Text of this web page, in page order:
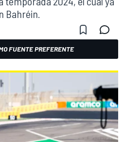
Bahréin.
FUENTE PREFERENTE